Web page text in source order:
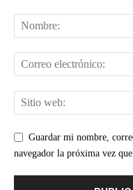
Guardar mi nombre,
navegador la próxima vez que